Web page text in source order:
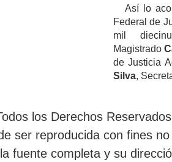
Así lo
Federal de
mil
Magistrado
de Justicia
Silva,
los Derechos
ser reproducida con fines
fuente completa y su